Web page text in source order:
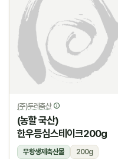
(주)두레축산
(농할 국산)
한우등심스테이크200g
무항생제축산물
200g